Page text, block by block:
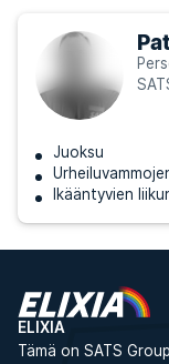
Juoksu
Ikääntyvien
ELIXIA
Tämä on SATS Group